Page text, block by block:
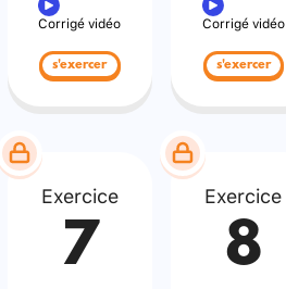
Corrigé vidéo
s'exercer
Corrigé vidéo
s'exercer
Exercice
7
Exercice
8